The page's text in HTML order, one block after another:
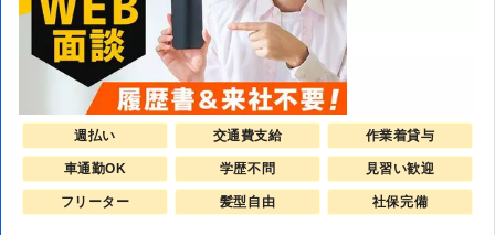
週払い 交通費支給 作業着貸与
車通勤OK 学歴不問 見習い歓迎
フリーター 髪型自由 社保完備